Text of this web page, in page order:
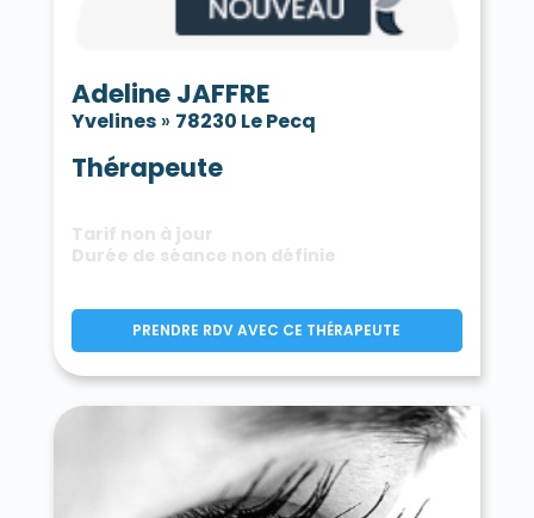
Adeline JAFFRE
Yvelines» 78230 Le Pecq
Thérapeute
Tarif non à jour
Durée de séance non définie
PRENDRE RDV AVEC CE THÉRAPEUTE